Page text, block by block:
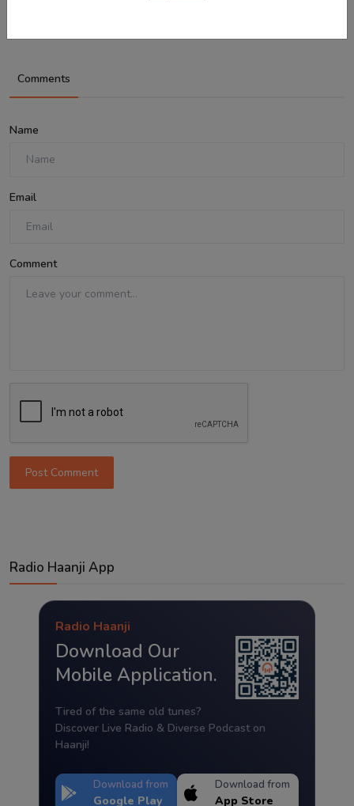
Comments
Name
Email
Comment
Post Comment
Radio Haanji App
Radio Haanji
Download Our
Mobile Application.
Tired of the same old tunes?
Discover Live Radio & Diverse Podcast on
Haanji!
Download from
Google Play
Download from
App Store